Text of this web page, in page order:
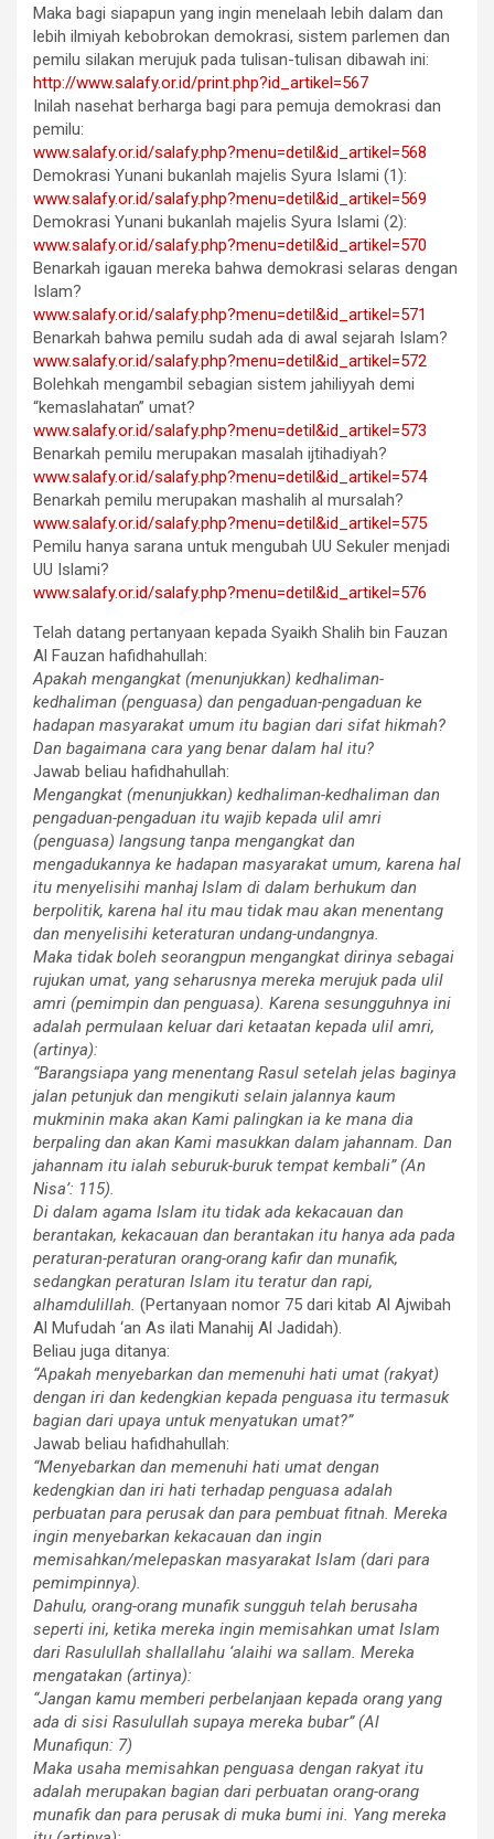
Maka bagi siapapun yang ingin menelaah lebih dalam dan
lebih ilmiyah kebobrokan demokrasi, sistem parlemen dan
pemilu silakan merujuk pada tulisan-tulisan dibawah ini:
http://www.salafy.or.id/print.php?id_artikel=567
Inilah nasehat berharga bagi para pemuja demokrasi dan
pemilu:
www.salafy.or.id/salafy.php?menu=detil&id_artikel=568
Demokrasi Yunani bukanlah majelis Syura Islami (1):
www.salafy.or.id/salafy.php?menu=detil&id_artikel=569
Demokrasi Yunani bukanlah majelis Syura Islami (2):
www.salafy.or.id/salafy.php?menu=detil&id_artikel=570
Benarkah igauan mereka bahwa demokrasi selaras dengan
Islam?
www.salafy.or.id/salafy.php?menu=detil&id_artikel=571
Benarkah bahwa pemilu sudah ada di awal sejarah Islam?
www.salafy.or.id/salafy.php?menu=detil&id_artikel=572
Bolehkah mengambil sebagian sistem jahiliyyah demi
“kemaslahatan” umat?
www.salafy.or.id/salafy.php?menu=detil&id_artikel=573
Benarkah pemilu merupakan masalah ijtihadiyah?
www.salafy.or.id/salafy.php?menu=detil&id_artikel=574
Benarkah pemilu merupakan mashalih al mursalah?
www.salafy.or.id/salafy.php?menu=detil&id_artikel=575
Pemilu hanya sarana untuk mengubah UU Sekuler menjadi
UU Islami?
www.salafy.or.id/salafy.php?menu=detil&id_artikel=576
Telah datang pertanyaan kepada Syaikh Shalih bin Fauzan
Al Fauzan hafidhahullah:
Apakah mengangkat (menunjukkan) kedhaliman-
kedhaliman (penguasa) dan pengaduan-pengaduan ke
hadapan masyarakat umum itu bagian dari sifat hikmah?
Dan bagaimana cara yang benar dalam hal itu?
Jawab beliau hafidhahullah:
Mengangkat (menunjukkan) kedhaliman-kedhaliman dan
pengaduan-pengaduan itu wajib kepada ulil amri
(penguasa) langsung tanpa mengangkat dan
mengadukannya ke hadapan masyarakat umum, karena hal
itu menyelisihi manhaj Islam di dalam berhukum dan
berpolitik, karena hal itu mau tidak mau akan menentang
dan menyelisihi keteraturan undang-undangnya.
Maka tidak boleh seorangpun mengangkat dirinya sebagai
rujukan umat, yang seharusnya mereka merujuk pada ulil
amri (pemimpin dan penguasa). Karena sesungguhnya ini
adalah permulaan keluar dari ketaatan kepada ulil amri,
(artinya):
“Barangsiapa yang menentang Rasul setelah jelas baginya
jalan petunjuk dan mengikuti selain jalannya kaum
mukminin maka akan Kami palingkan ia ke mana dia
berpaling dan akan Kami masukkan dalam jahannam. Dan
jahannam itu ialah seburuk-buruk tempat kembali” (An
Nisa’: 115).
Di dalam agama Islam itu tidak ada kekacauan dan
berantakan, kekacauan dan berantakan itu hanya ada pada
peraturan-peraturan orang-orang kafir dan munafik,
sedangkan peraturan Islam itu teratur dan rapi,
alhamdulillah. (Pertanyaan nomor 75 dari kitab Al Ajwibah
Al Mufudah ‘an As ilati Manahij Al Jadidah).
Beliau juga ditanya:
“Apakah menyebarkan dan memenuhi hati umat (rakyat)
dengan iri dan kedengkian kepada penguasa itu termasuk
bagian dari upaya untuk menyatukan umat?”
Jawab beliau hafidhahullah:
“Menyebarkan dan memenuhi hati umat dengan
kedengkian dan iri hati terhadap penguasa adalah
perbuatan para perusak dan para pembuat fitnah. Mereka
ingin menyebarkan kekacauan dan ingin
memisahkan/melepaskan masyarakat Islam (dari para
pemimpinnya).
Dahulu, orang-orang munafik sungguh telah berusaha
seperti ini, ketika mereka ingin memisahkan umat Islam
dari Rasulullah shallallahu ‘alaihi wa sallam. Mereka
mengatakan (artinya):
“Jangan kamu memberi perbelanjaan kepada orang yang
ada di sisi Rasulullah supaya mereka bubar” (Al
Munafiqun: 7)
Maka usaha memisahkan penguasa dengan rakyat itu
adalah merupakan bagian dari perbuatan orang-orang
munafik dan para perusak di muka bumi ini. Yang mereka